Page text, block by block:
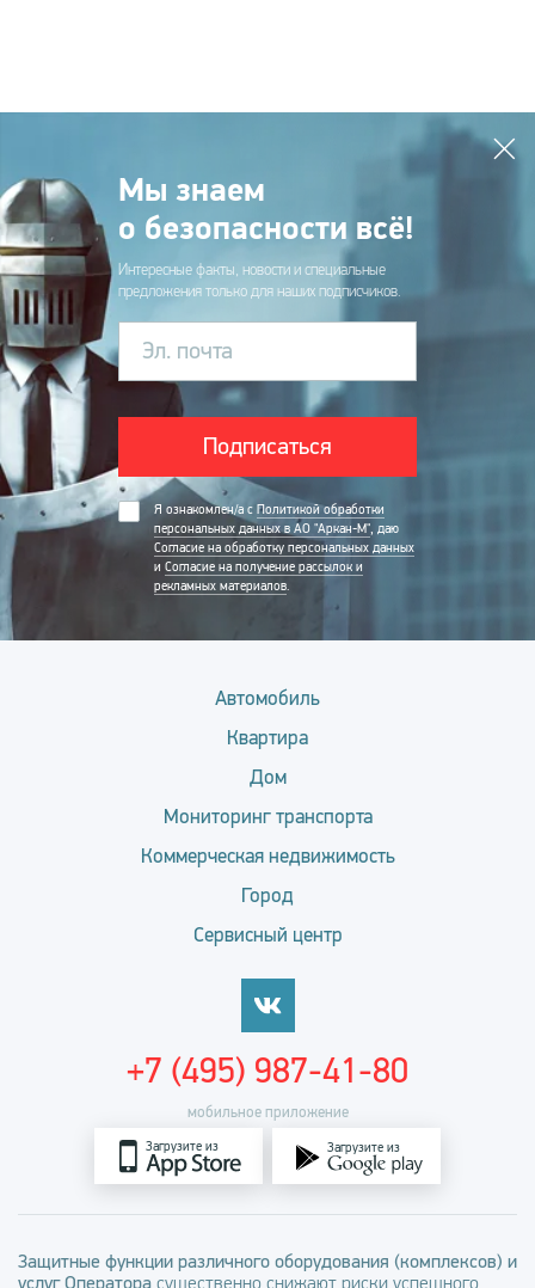
Мы знаем
о безопасности всё!
Интересные факты, новости и специальные
предложения только для наших подписчиков.
Эл. почта
Подписаться
Я ознакомлен/а с Политикой обработки
персональных данных в АО "Аркан-М", даю
Согласие на обработку персональных данных
и Согласие на получение рассылок и
рекламных материалов.
Автомобиль
Квартира
Дом
Мониторинг транспорта
Коммерческая недвижимость
Город
Сервисный центр
мобильное приложение
Загрузите из Загрузите из
+7 (495) 987-41-80
Защитные функции различного оборудования (комплексов) и
услуг Оператора существенно снижают риски успешного